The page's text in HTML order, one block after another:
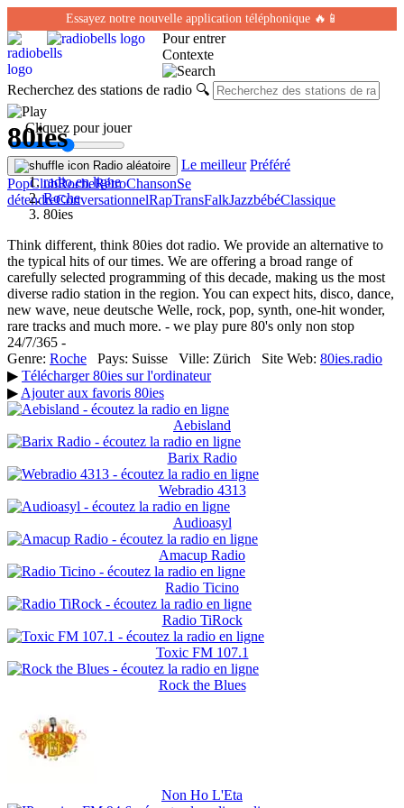
Essayez notre nouvelle application téléphonique 🔥📱
Pour entrer
Contexte
Recherchez des stations de radio 🔍
← Cliquez pour jouer
Radio aléatoire Le meilleur Préféré
PopClubRocheRétroChansonSe
détendreConversationnelRapTransFalkJazzbébéClassique
80ies
radio en ligne
Roche
80ies
Think different, think 80ies dot radio. We provide an alternative to
the typical hits of our times. We are offering a broad range of
carefully selected programming of this decade, making us the most
diverse radio station in the region. You can expect hits, disco, dance,
new wave, neue deutsche Welle, rock, pop, synth, one-hit wonder,
rare tracks and much more. - we play pure 80's only non stop
24/7/365 -
Genre: Roche Pays: Suisse Ville: Zürich Site Web: 80ies.radio
▶ Télécharger 80ies sur l'ordinateur
▶ Ajouter aux favoris 80ies
Aebisland
Barix Radio
Webradio 4313
Audioasyl
Amacup Radio
Radio Ticino
Radio TiRock
Toxic FM 107.1
Rock the Blues
Non Ho L'Eta